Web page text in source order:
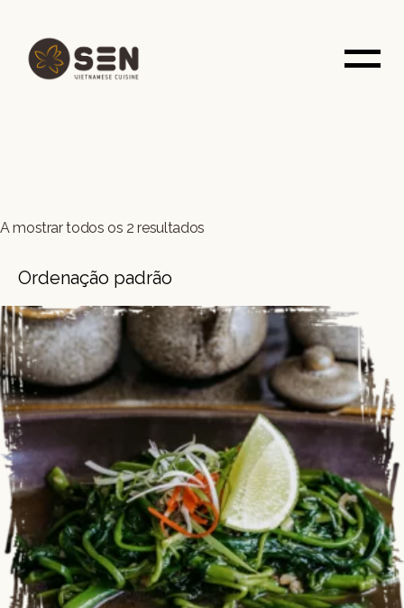
conteúdo
A mostrar todos os 2 resultados